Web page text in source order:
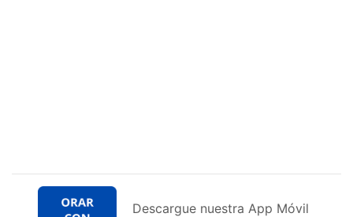
Descargue nuestra App Móvil